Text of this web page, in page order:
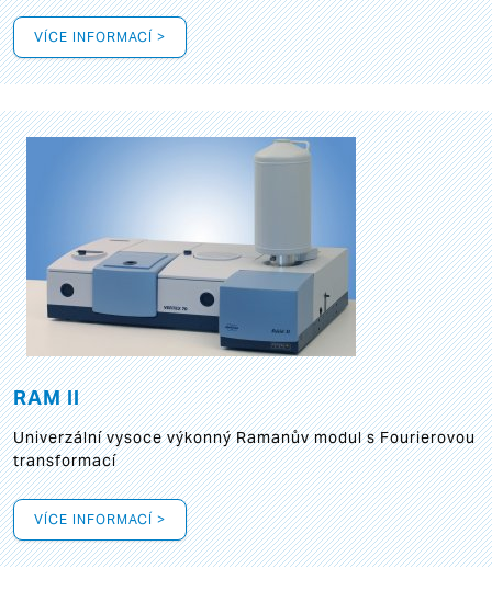
VÍCE INFORMACÍ >
RAM II
Univerzální vysoce výkonný Ramanův modul s Fourierovou
transformací
VÍCE INFORMACÍ >